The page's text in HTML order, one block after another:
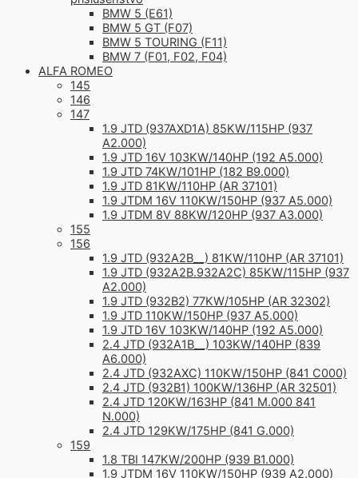
BMW 5 (E61)
BMW 5 GT (F07)
BMW 5 TOURING (F11)
BMW 7 (F01, F02, F04)
ALFA ROMEO
145
146
147
1.9 JTD (937AXD1A) 85KW/115HP (937
A2.000)
1.9 JTD 16V 103KW/140HP (192 A5.000)
1.9 JTD 74KW/101HP (182 B9.000)
1.9 JTD 81KW/110HP (AR 37101)
1.9 JTDM 16V 110KW/150HP (937 A5.000)
1.9 JTDM 8V 88KW/120HP (937 A3.000)
155
156
1.9 JTD (932A2B__) 81KW/110HP (AR 37101)
1.9 JTD (932A2B.932A2C) 85KW/115HP (937
A2.000)
1.9 JTD (932B2) 77KW/105HP (AR 32302)
1.9 JTD 110KW/150HP (937 A5.000)
1.9 JTD 16V 103KW/140HP (192 A5.000)
2.4 JTD (932A1B__) 103KW/140HP (839
A6.000)
2.4 JTD (932AXC) 110KW/150HP (841 C000)
2.4 JTD (932B1) 100KW/136HP (AR 32501)
2.4 JTD 120KW/163HP (841 M.000 841
N.000)
2.4 JTD 129KW/175HP (841 G.000)
159
1.8 TBI 147KW/200HP (939 B1.000)
1.9 JTDM 16V 110KW/150HP (939 A2.000)